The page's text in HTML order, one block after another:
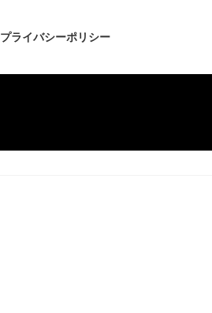
プライバシーポリシー